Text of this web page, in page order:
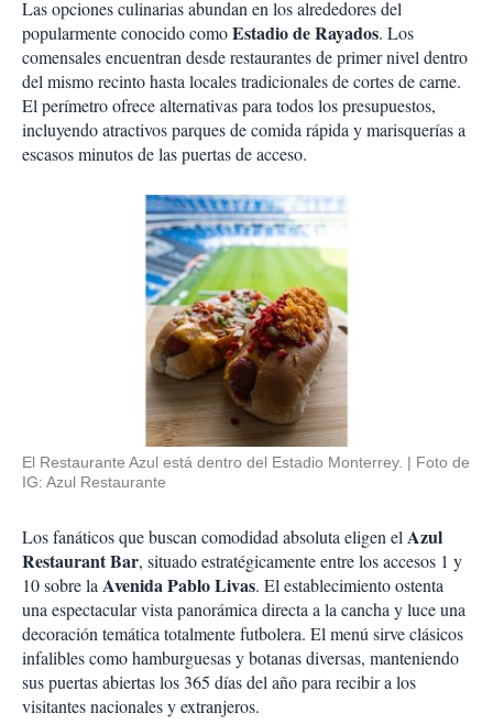
Las opciones culinarias abundan en los alrededores del
popularmente conocido comoEstadio de Rayados. Los
comensales encuentran desde restaurantes de primer nivel dentro
del mismo recinto hasta locales tradicionales de cortes de carne.
El perímetro ofrece alternativas para todos los presupuestos,
incluyendo atractivos parques de comida rápida y marisquerías a
escasos minutos de las puertas de acceso.
El Restaurante Azul está dentro del Estadio Monterrey.
Foto de
IG: Azul Restaurante
Los fanáticos que buscan comodidad absoluta eligen elAzul
Restaurant Bar, situado estratégicamente entre los accesos 1 y
10 sobre laAvenida Pablo Livas. El establecimiento ostenta
una espectacular vista panorámica directa a la cancha y luce una
decoración temática totalmente futbolera. El menú sirve clásicos
infalibles como hamburguesas y botanas diversas, manteniendo
sus puertas abiertas los 365 días del año para recibir a los
visitantes nacionales y extranjeros.